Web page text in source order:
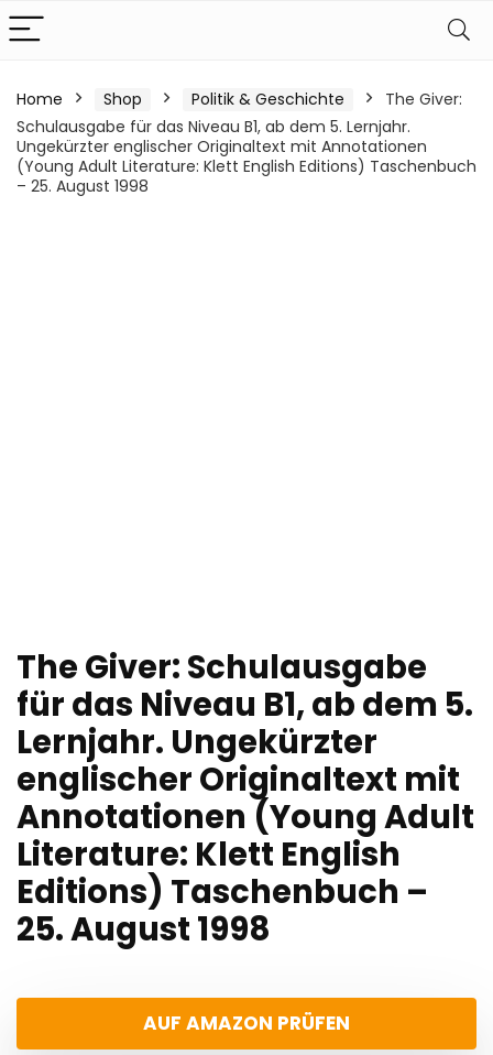
Home Shop Politik & Geschichte
The Giver:
Schulausgabe für das Niveau B1, ab dem 5. Lernjahr.
Ungekürzter englischer Originaltext mit Annotationen
(Young Adult Literature: Klett English Editions) Taschenbuch
– 25. August 1998
The Giver: Schulausgabe
für das Niveau B1, ab dem 5.
Lernjahr. Ungekürzter
englischer Originaltext mit
Annotationen (Young Adult
Literature: Klett English
Editions) Taschenbuch –
25. August 1998
AUF AMAZON PRÜFEN